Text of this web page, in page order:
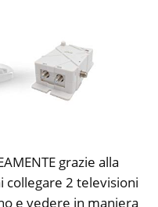
grazie alla
collegare 2 televisioni
e vedere in maniera